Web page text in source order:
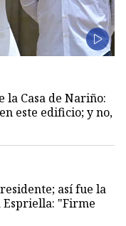
la Casa de Nariño:
este edificio; y no,
así fue la
Espriella: "Firme